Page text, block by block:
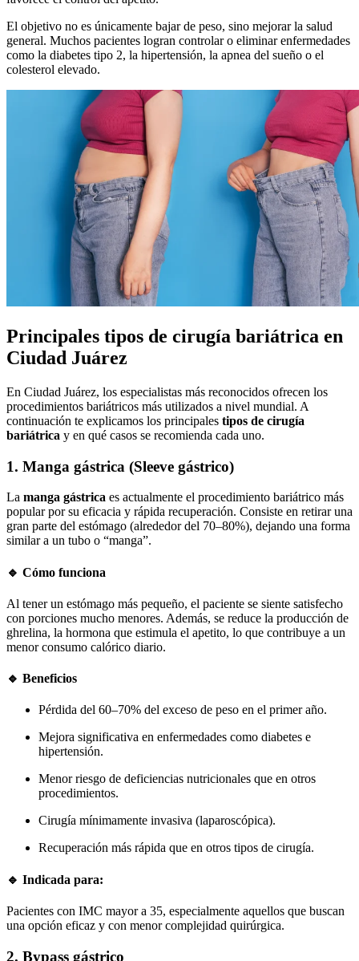
El objetivo no es únicamente bajar de peso, sino mejorar la salud
general. Muchos pacientes logran controlar o eliminar enfermedades
como la diabetes tipo 2, la hipertensión, la apnea del sueño o el
colesterol elevado.
Principales tipos de cirugía bariátrica en
Ciudad Juárez
En Ciudad Juárez, los especialistas más reconocidos ofrecen los
procedimientos bariátricos más utilizados a nivel mundial. A
continuación te explicamos los principales tipos de cirugía
bariátrica y en qué casos se recomienda cada uno.
1. Manga gástrica (Sleeve gástrico)
La manga gástrica es actualmente el procedimiento bariátrico más
popular por su eficacia y rápida recuperación. Consiste en retirar una
gran parte del estómago (alrededor del 70–80%), dejando una forma
similar a un tubo o “manga”.
🔹 Cómo funciona
Al tener un estómago más pequeño, el paciente se siente satisfecho
con porciones mucho menores. Además, se reduce la producción de
ghrelina, la hormona que estimula el apetito, lo que contribuye a un
menor consumo calórico diario.
🔹 Beneficios
Pérdida del 60–70% del exceso de peso en el primer año.
Mejora significativa en enfermedades como diabetes e
hipertensión.
Menor riesgo de deficiencias nutricionales que en otros
procedimientos.
Cirugía mínimamente invasiva (laparoscópica).
Recuperación más rápida que en otros tipos de cirugía.
🔹 Indicada para:
Pacientes con IMC mayor a 35, especialmente aquellos que buscan
una opción eficaz y con menor complejidad quirúrgica.
2. Bypass gástrico